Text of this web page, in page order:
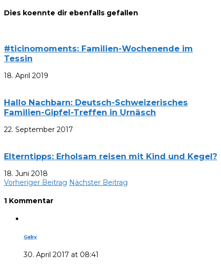
Dies koennte dir ebenfalls gefallen
#ticinomoments: Familien-Wochenende im
Tessin
18. April 2019
Hallo Nachbarn: Deutsch-Schweizerisches
Familien-Gipfel-Treffen in Urnäsch
22. September 2017
Elterntipps: Erholsam reisen mit Kind und Kegel?
18. Juni 2018
Vorheriger Beitrag Nächster Beitrag
1 Kommentar
Gaby
30. April 2017 at 08:41